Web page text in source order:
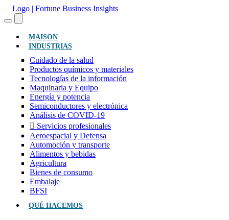
MAISON(ACTUAL)
INDUSTRIAS
Cuidado de la salud
Productos químicos y materiales
Tecnologías de la información
Maquinaria y Equipo
Energía y potencia
Semiconductores y electrónica
Análisis de COVID-19
Servicios profesionales
Aeroespacial y Defensa
Automoción y transporte
Alimentos y bebidas
Agricultura
Bienes de consumo
Embalaje
BFSI
QUÉ HACEMOS